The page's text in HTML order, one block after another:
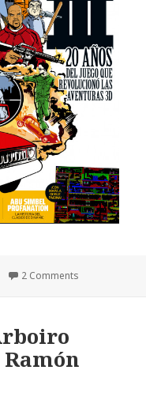
2 Comments